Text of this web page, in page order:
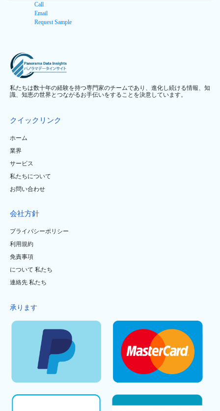
Call
Email
Request Sample
私たちは数十年の経験を持つ専門家のチームであり、進化し続ける情報、知
識、知恵の世界とつながるお手伝いをすることを決意しています。
クイックリンク
ホーム
業界
サービス
私たちについて
お問い合わせ
会社方針
プライバシーポリシー
利用規約
免責事項
について 私たち
連絡先 私たち
承ります